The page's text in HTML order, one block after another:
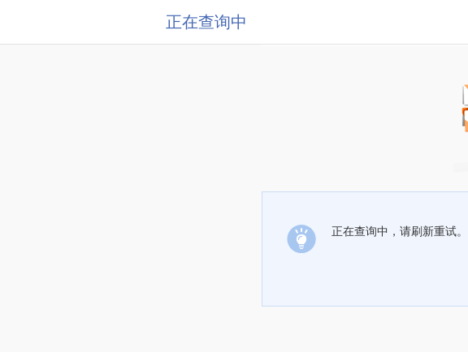
正在查询中
正在查询中，请刷新重试。